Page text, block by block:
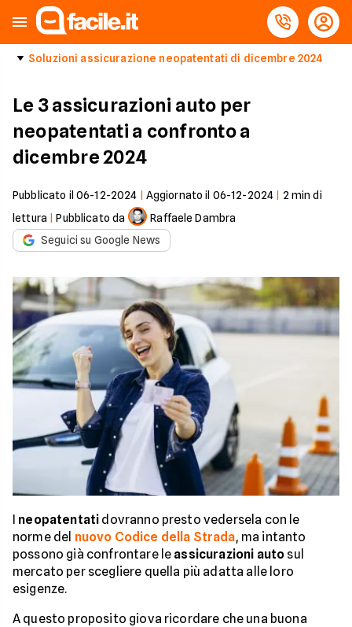
Soluzioni assicurazione neopatentati di dicembre 2024
Le 3 assicurazioni auto per
neopatentati a confronto a
dicembre 2024
Pubblicato il 06-12-2024 Aggiornato il 06-12-2024 2 min di
lettura |Pubblicato da
Raffaele Dambra
Seguici su Google News
I neopatentati dovranno presto vedersela con le
norme del nuovo Codice della Strada, ma intanto
possono già confrontare le assicurazioni auto sul
mercato per scegliere quella più adatta alle loro
esigenze.
A questo proposito giova ricordare che una buona